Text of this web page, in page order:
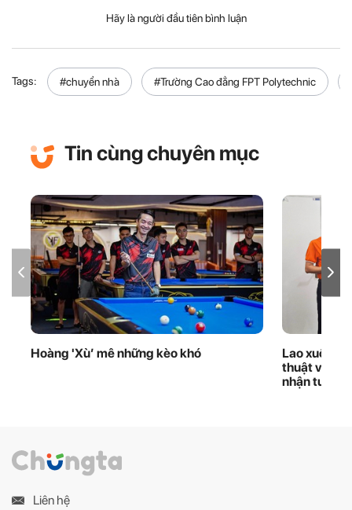
Hãy là người đầu tiên bình luận
Tags: #chuyển nhà #Trường Cao đẳng FPT Polytechnic
Tin cùng chuyên mục
Hoàng 'Xù’ mê những kèo khó
Lao xuống
thuật viên
nhận tuyên
Liên hệ